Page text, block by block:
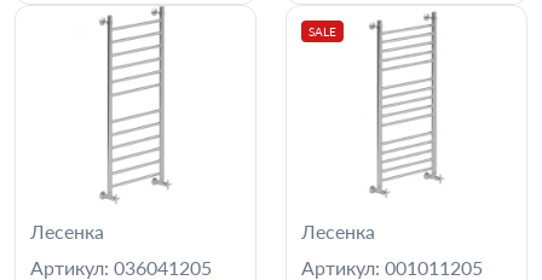
Лесенка
Артикул: 036041205
SALE
Лесенка
Артикул: 001011205